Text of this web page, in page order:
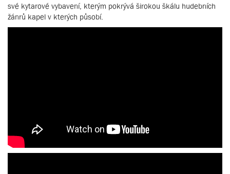
své kytarové vybavení, kterým pokrývá širokou škálu hudebních
žánrů kapel v kterých působí.